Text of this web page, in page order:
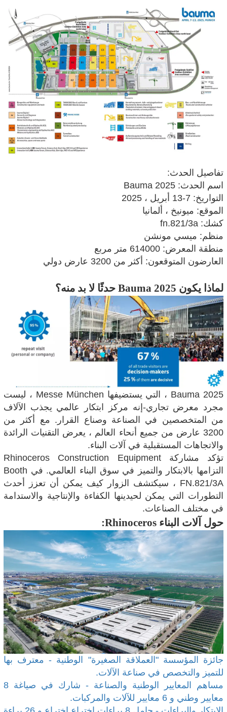
تفاصيل الحدث:
اسم الحدث: Bauma 2025
التواريخ: 7-13 أبريل ، 2025
الموقع: ميونيخ ، ألمانيا
كشك: fn.821/3a
منظم: ميسي مونشن
منطقة المعرض: 614000 متر مربع
العارضون المتوقعون: أكثر من 3200 عارض دولي
لماذا يكون Bauma 2025 حدثًا لا بد منه؟
Bauma 2025 ، التي يستضيفها Messe München ، ليست
مجرد معرض تجاري-إنه مركز ابتكار عالمي يجذب الآلاف
من المتخصصين في الصناعة وصناع القرار. مع أكثر من
3200 عارض من جميع أنحاء العالم ، يعرض التقنيات الرائدة
والاتجاهات المستقبلية في آلات البناء.
تؤكد مشاركة Rhinoceros Construction Equipment
التزامها بالابتكار والتميز في سوق البناء العالمي. في Booth
FN.821/3A ، سيكتشف الزوار كيف يمكن أن تعزز أحدث
التطورات التي يمكن لحيدينها الكفاءة والإنتاجية والاستدامة
في مختلف الصناعات.
حول آلات البناء Rhinoceros:
جائزة المؤسسة "العملاقة الصغيرة" الوطنية - معترف بها
للتميز والتخصص في صناعة الآلات.
مساهم المعايير الوطنية والصناعة - شارك في صياغة 8
معايير وطني و 6 معايير للآلات والمركبات.